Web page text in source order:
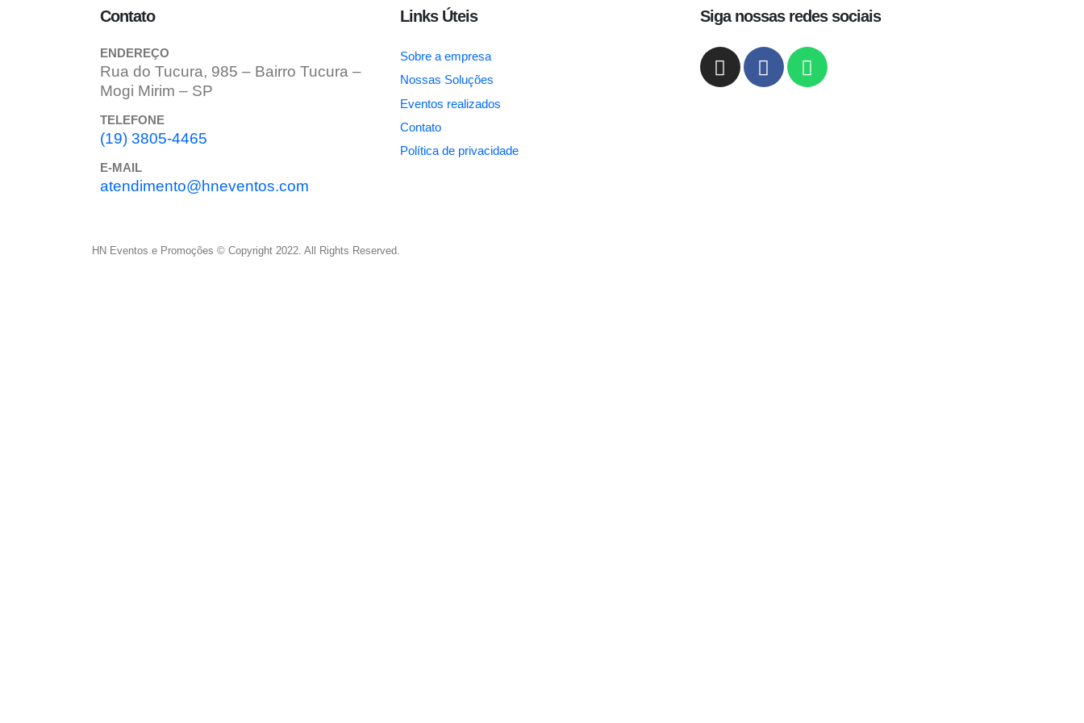
Contato
ENDEREÇO
Rua do Tucura, 985 – Bairro Tucura –
Mogi Mirim – SP
TELEFONE
(19) 3805-4465
E-MAIL
atendimento@hneventos.com
Links Úteis
Sobre a empresa
Nossas Soluções
Eventos realizados
Contato
Política de privacidade
Siga nossas redes sociais
HN Eventos e Promoções © Copyright 2022. All Rights Reserved.